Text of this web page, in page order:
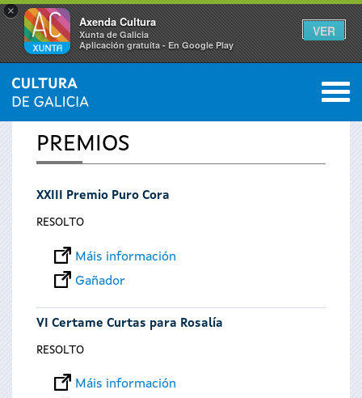
×
Axenda Cultura
Xunta de Galicia
Aplicación gratuíta - En Google Play
VER
Vostede
está
aquí
INICIO 0
PREMIOS
XXIII Premio Puro Cora
RESOLTO
Máis información
Gañador
VI Certame Curtas para Rosalía
RESOLTO
Máis información